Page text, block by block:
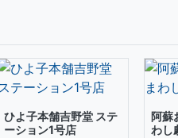
ひよ子本舗吉野堂 ステ
ーション1号店
阿蘇
わし